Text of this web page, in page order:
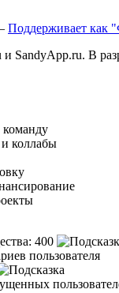
Поддерживает как
и SandyApp.ru. В
коллабы
400
пользователя